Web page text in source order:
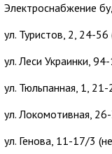
Электроснабжение
ул. Туристов, 2, 24-
ул. Леси Украинки,
ул. Тюльпанная, 1, 21-
ул. Локомотивная,
ул. Генова, 11-17/3